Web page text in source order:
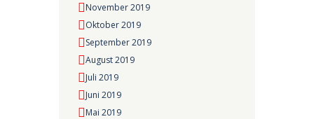
November 2019
Oktober 2019
September 2019
August 2019
Juli 2019
Juni 2019
Mai 2019